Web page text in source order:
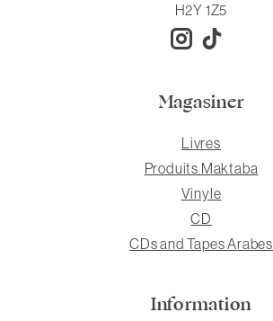
H2Y 1Z5
Magasiner
Livres
Produits Maktaba
Vinyle
CD
CDs and Tapes Arabes
Information